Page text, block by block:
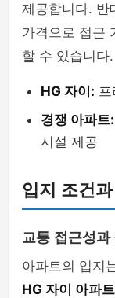
제공합니다. 반
가격으로 접근
할 수 있습니다.
HG 자이:
경쟁 아파트:
시설 제공
입지 조건
교통 접근성과
아파트의 입지
HG 자이 아파트